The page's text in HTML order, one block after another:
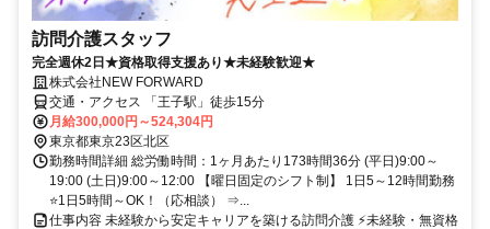
訪問介護スタッフ
完全週休2日★資格取得支援あり★未経験歓迎★
株式会社NEW FORWARD
交通・アクセス 「王子駅」徒歩15分
月給300,000円～524,304円
東京都東京23区北区
勤務時間詳細 総労働時間：1ヶ月あたり173時間36分 (平日)9:00～
19:00 (土日)9:00～12:00 【曜日固定のシフト制】 1日5～12時間勤務
⭐1日5時間～OK！（応相談） ⇒...
仕事内容 未経験から安定キャリアを築ける訪問介護 ⚡未経験・無資格